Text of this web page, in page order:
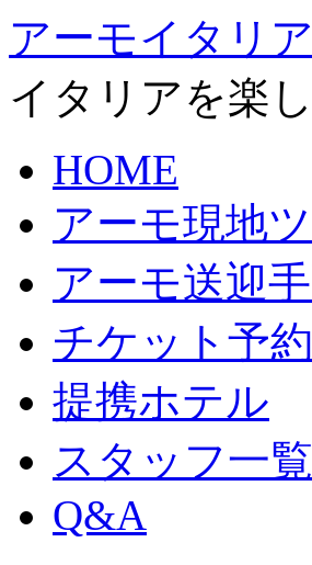
アーモイタリア
イタリアを楽
HOME
アーモ現地
アーモ送迎
チケット予約
提携ホテル
スタッフ一覧
Q&A